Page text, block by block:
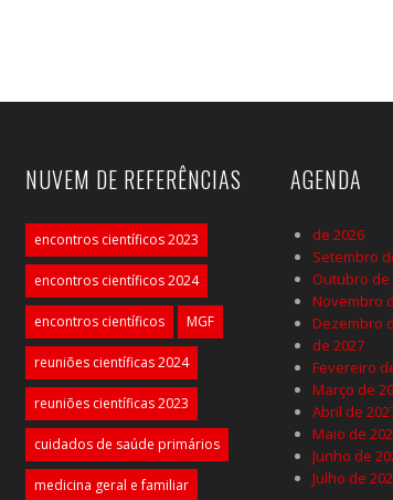
NUVEM DE REFERÊNCIAS
encontros científicos 2023
encontros científicos 2024
encontros científicos MGF
reuniões científicas 2024
reuniões científicas 2023
cuidados de saúde primários
medicina geral e familiar
AGENDA
de 2026
Setembro
Outubro de
Novembro
Dezembro
de 2027
Fevereiro
Março de
Abril de
Maio de
Junho de
Julho de